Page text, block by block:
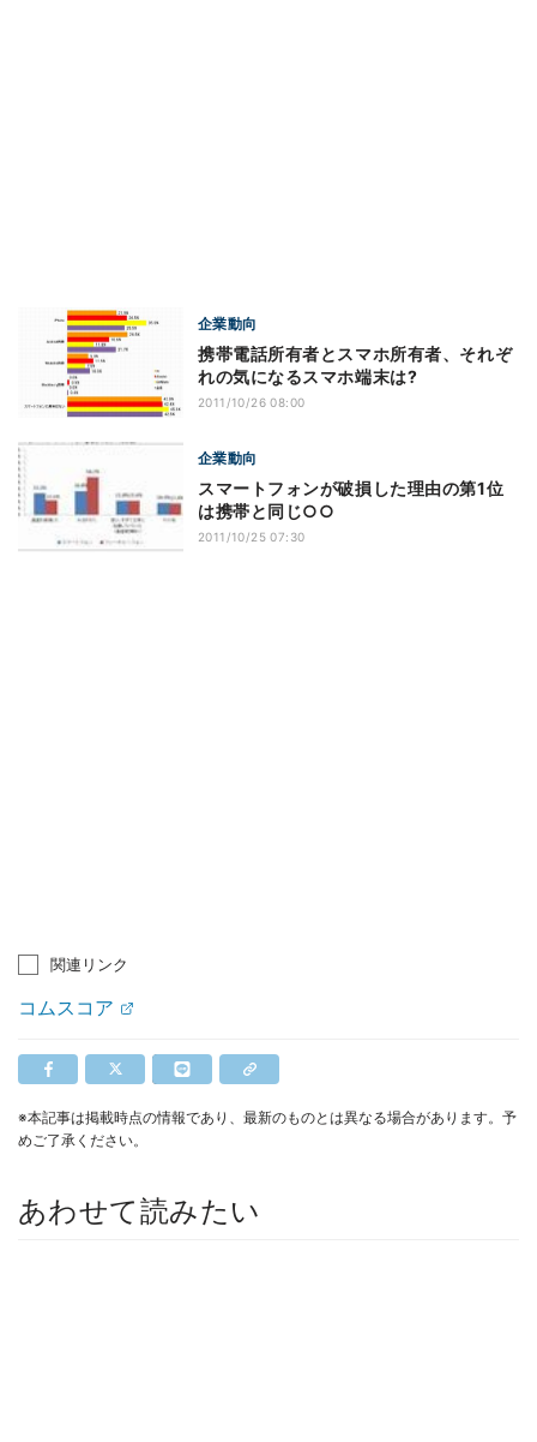
企業動向
携帯電話所有者とスマホ所有者、それぞ
れの気になるスマホ端末は?
2011/10/26 08:00
企業動向
スマートフォンが破損した理由の第1位
は携帯と同じ○○
2011/10/25 07:30
関連リンク
コムスコア
※本記事は掲載時点の情報であり、最新のものとは異なる場合があります。予
めご了承ください。
あわせて読みたい